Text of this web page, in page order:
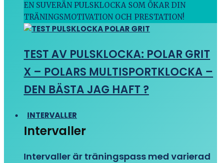
EN SUVERÄN PULSKLOCKA SOM ÖKAR DIN
TRÄNINGSMOTIVATION OCH PRESTATION!
TEST AV PULSKLOCKA: POLAR GRIT
X – POLARS MULTISPORTKLOCKA –
DEN BÄSTA JAG HAFT ?
INTERVALLER
Intervaller
Intervaller är träningspass med varierad